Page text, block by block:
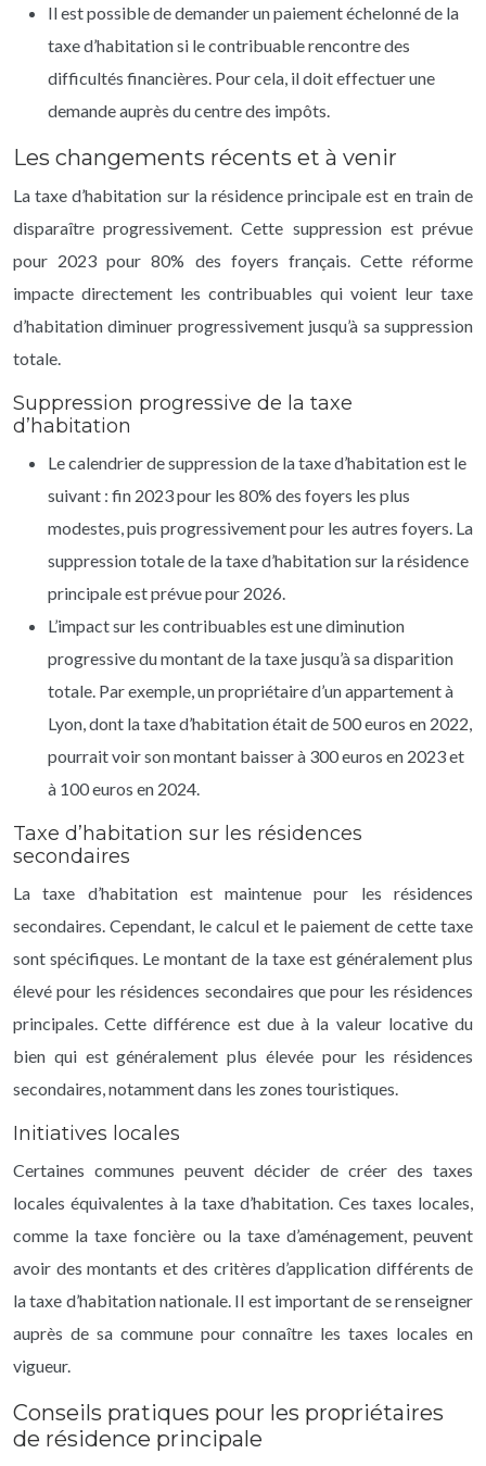
Il est possible de demander un paiement échelonné de la
taxe d’habitation si le contribuable rencontre des
difficultés financières. Pour cela, il doit effectuer une
demande auprès du centre des impôts.
Les changements récents et à venir
La taxe d’habitation sur la résidence principale est en train de
disparaître progressivement. Cette suppression est prévue
pour 2023 pour 80% des foyers français. Cette réforme
impacte directement les contribuables qui voient leur taxe
d’habitation diminuer progressivement jusqu’à sa suppression
totale.
Suppression progressive de la taxe
d’habitation
Le calendrier de suppression de la taxe d’habitation est le
suivant : fin 2023 pour les 80% des foyers les plus
modestes, puis progressivement pour les autres foyers. La
suppression totale de la taxe d’habitation sur la résidence
principale est prévue pour 2026.
L’impact sur les contribuables est une diminution
progressive du montant de la taxe jusqu’à sa disparition
totale. Par exemple, un propriétaire d’un appartement à
Lyon, dont la taxe d’habitation était de 500 euros en 2022,
pourrait voir son montant baisser à 300 euros en 2023 et
à 100 euros en 2024.
Taxe d’habitation sur les résidences
secondaires
La taxe d’habitation est maintenue pour les résidences
secondaires. Cependant, le calcul et le paiement de cette taxe
sont spécifiques. Le montant de la taxe est généralement plus
élevé pour les résidences secondaires que pour les résidences
principales. Cette différence est due à la valeur locative du
bien qui est généralement plus élevée pour les résidences
secondaires, notamment dans les zones touristiques.
Initiatives locales
Certaines communes peuvent décider de créer des taxes
locales équivalentes à la taxe d’habitation. Ces taxes locales,
comme la taxe foncière ou la taxe d’aménagement, peuvent
avoir des montants et des critères d’application différents de
la taxe d’habitation nationale. Il est important de se renseigner
auprès de sa commune pour connaître les taxes locales en
vigueur.
Conseils pratiques pour les propriétaires
de résidence principale